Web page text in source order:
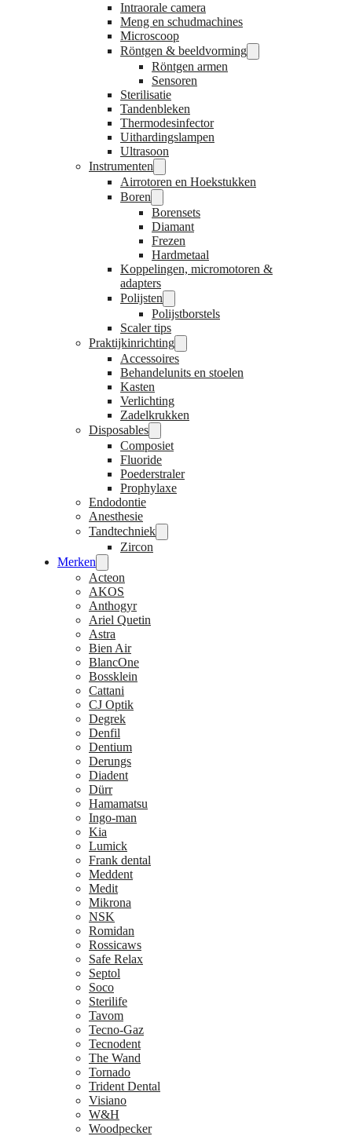
Intraorale camera
Meng en schudmachines
Microscoop
Röntgen & beeldvorming
Röntgen armen
Sensoren
Sterilisatie
Tandenbleken
Thermodesinfector
Uithardingslampen
Ultrasoon
Instrumenten
Airrotoren en Hoekstukken
Boren
Borensets
Diamant
Frezen
Hardmetaal
Koppelingen, micromotoren &
adapters
Polijsten
Polijstborstels
Scaler tips
Praktijkinrichting
Accessoires
Behandelunits en stoelen
Kasten
Verlichting
Zadelkrukken
Disposables
Composiet
Fluoride
Poederstraler
Prophylaxe
Endodontie
Anesthesie
Tandtechniek
Zircon
Merken
Acteon
AKOS
Anthogyr
Ariel Quetin
Astra
Bien Air
BlancOne
Bossklein
Cattani
CJ Optik
Degrek
Denfil
Dentium
Derungs
Diadent
Dürr
Hamamatsu
Ingo-man
Kia
Lumick
Frank dental
Meddent
Medit
Mikrona
NSK
Romidan
Rossicaws
Safe Relax
Septol
Soco
Sterilife
Tavom
Tecno-Gaz
Tecnodent
The Wand
Tornado
Trident Dental
Visiano
W&H
Woodpecker